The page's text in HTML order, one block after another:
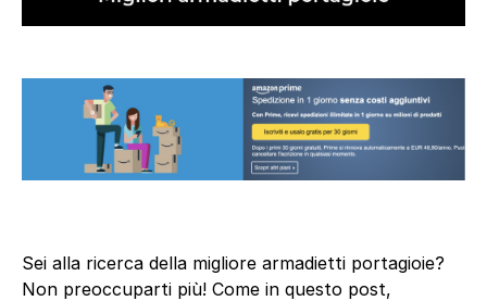
Sei alla ricerca della migliore armadietti portagioie?
Non preoccuparti più! Come in questo post,